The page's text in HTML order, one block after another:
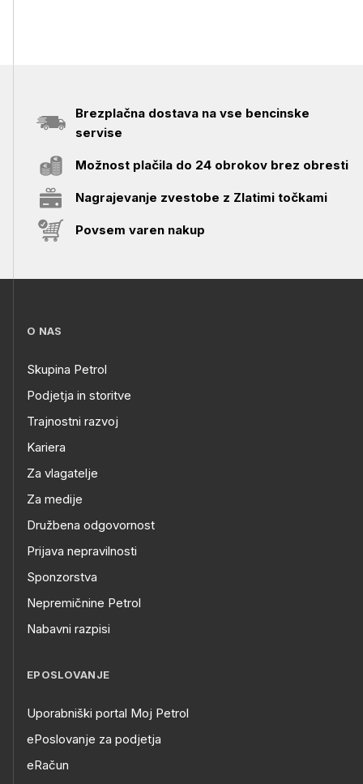
Brezplačna dostava na vse bencinske
servise
Možnost plačila do 24 obrokov brez obresti
Nagrajevanje zvestobe z Zlatimi točkami
Povsem varen nakup
O NAS
Skupina Petrol
Podjetja in storitve
Trajnostni razvoj
Kariera
Za vlagatelje
Za medije
Družbena odgovornost
Prijava nepravilnosti
Sponzorstva
Nepremičnine Petrol
Nabavni razpisi
EPOSLOVANJE
Uporabniški portal Moj Petrol
ePoslovanje za podjetja
eRačun